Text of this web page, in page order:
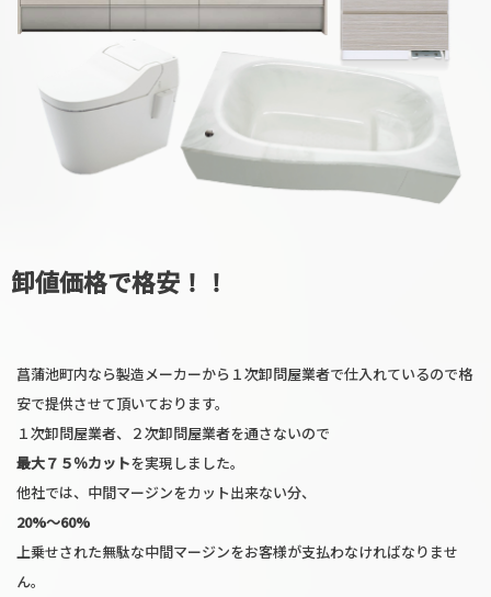
卸値価格で格安！！
菖蒲池町内なら製造メーカーから１次卸問屋業者で仕入れているので格
安で提供させて頂いております。
１次卸問屋業者、２次卸問屋業者を通さないので
最大７５％カットを実現しました。
他社では、中間マージンをカット出来ない分、
20%〜60%
上乗せされた無駄な中間マージンをお客様が支払わなければなりませ
ん。